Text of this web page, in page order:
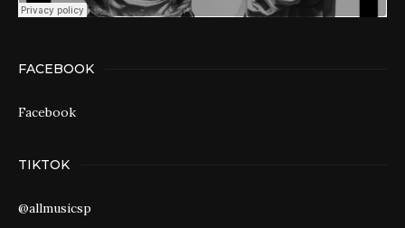
FACEBOOK
Facebook
TIKTOK
@allmusicsp